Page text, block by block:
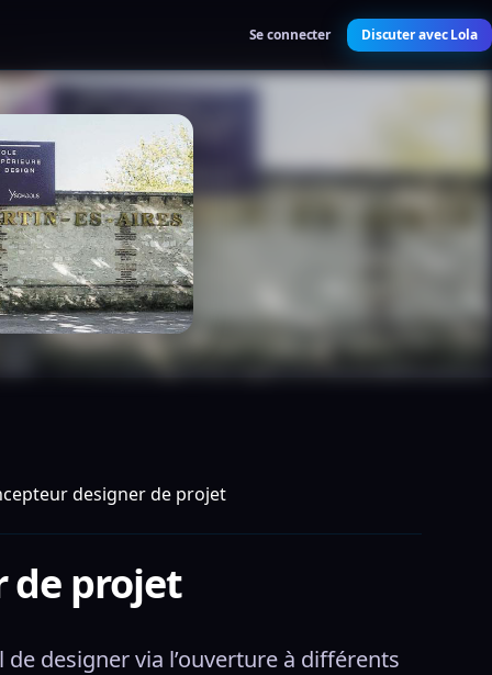
Se connecter Discuter avec Lola
designer de projet
de projet
designer via l’ouverture à différents